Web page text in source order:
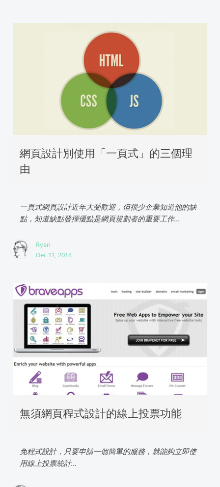
網頁設計別使用「一頁式」的三個理
由
一頁式網頁設計近年大受歡迎，但很少企業知道他的缺
點，知道缺點發揮優點是網頁規劃者的重要工作...
Ryan
Dec 11, 2014
無須網頁程式設計的線上投票功能
免程式設計，只要申請一個簡單的服務，就能夠立即使
用線上投票統計...